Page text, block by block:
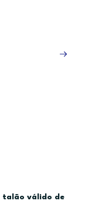
talão válido de